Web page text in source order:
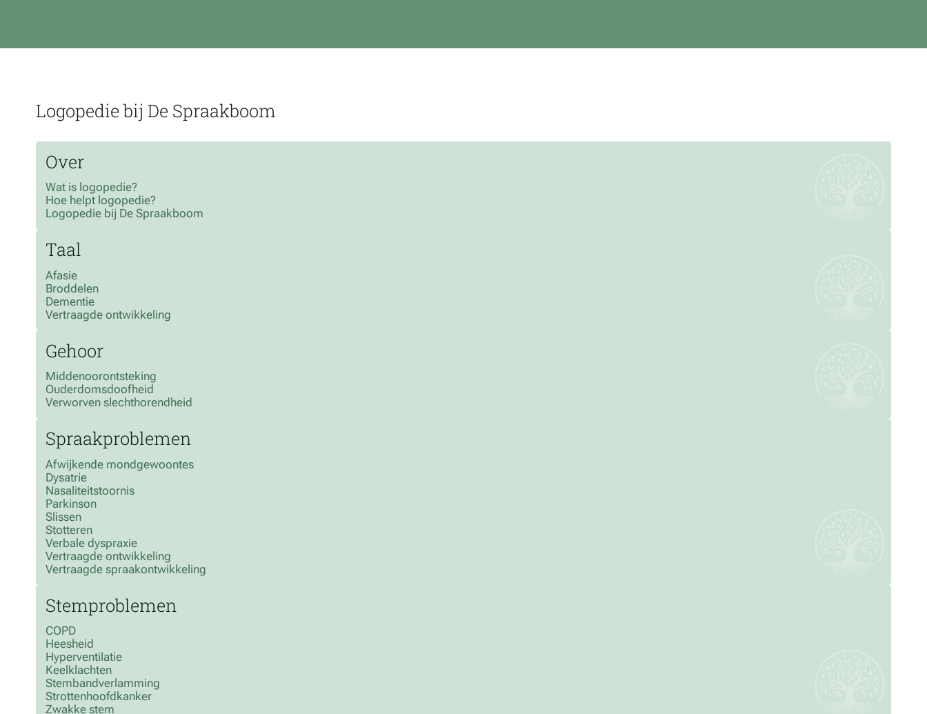
Logopedie bij De Spraakboom
Over
Wat is logopedie?
Hoe helpt logopedie?
Logopedie bij De Spraakboom
Taal
Afasie
Broddelen
Dementie
Vertraagde ontwikkeling
Gehoor
Middenoorontsteking
Ouderdomsdoofheid
Verworven slechthorendheid
Spraakproblemen
Afwijkende mondgewoontes
Dysatrie
Nasaliteitstoornis
Parkinson
Slissen
Stotteren
Verbale dyspraxie
Vertraagde ontwikkeling
Vertraagde spraakontwikkeling
Stemproblemen
COPD
Heesheid
Hyperventilatie
Keelklachten
Stembandverlamming
Strottenhoofdkanker
Zwakke stem